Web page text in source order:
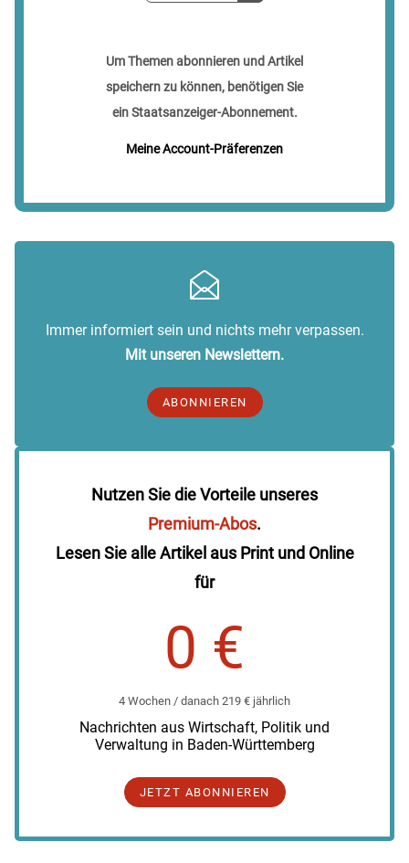
Um Themen abonnieren und Artikel
speichern zu können, benötigen Sie
ein Staatsanzeiger-Abonnement.
Meine Account-Präferenzen
Immer informiert sein und nichts mehr verpassen.
Mit unseren Newslettern.
ABONNIEREN
Nutzen Sie die Vorteile unseres
Premium-Abos.
Lesen Sie alle Artikel aus Print und Online
für
0 €
4 Wochen / danach 219 € jährlich
Nachrichten aus Wirtschaft, Politik und
Verwaltung in Baden-Württemberg
JETZT ABONNIEREN